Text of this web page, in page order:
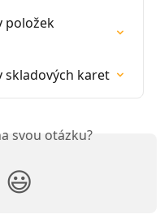
položek
skladových karet
svou otázku?
😃